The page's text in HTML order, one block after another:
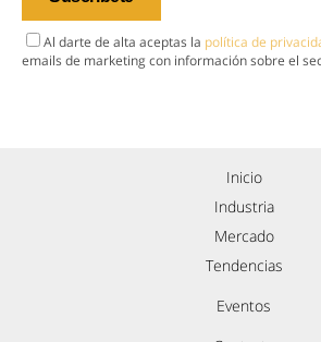
Al darte de alta aceptas la política de
emails de marketing con información sobre el
Inicio
Industria
Mercado
Tendencias
Eventos